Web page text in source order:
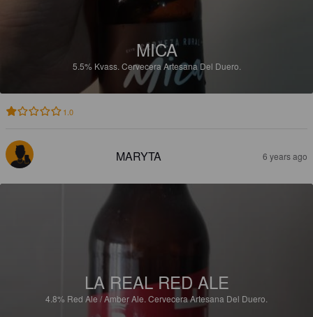
MICA
5.5% Kvass. Cervecera Artesana Del Duero.
1.0
MARYTA 6 years ago
LA REAL RED ALE
4.8% Red Ale / Amber Ale. Cervecera Artesana Del Duero.